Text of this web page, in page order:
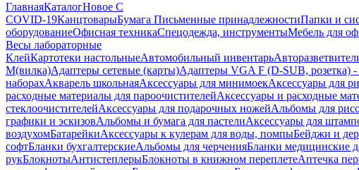
ГлавнаяКаталогНовое С
COVID-19КанцтоварыБумага Письменные принадлежностиПапки и
оборудованиеОфисная техникаСпецодежда, инструментыМебель для
Весы лабораторные
КлейКартотеки настольныеАвтомобильный инвентарь
M(вилка)Адаптеры сетевые (карты)Адаптеры VGA F (D-SUB, розетка)
наборахАкварель школьнаяАксессуары для минимоекАксессуары для
расходные материалы для пароочистителейАксессуары и расходные
стеклоочистителейАксессуары для подарочных ножейАльбомы для
графики и эскизовАльбомы и бумага для пастелиАксессуары для
воздухомБатарейкиАксессуары к кулерам для воды, помпыБейджи и
софтБланки бухгалтерскиеАльбомы для черченияБланки медицинские
рукБлокнотыАнтистеплерыБлокноты в книжном переплетеАптечка